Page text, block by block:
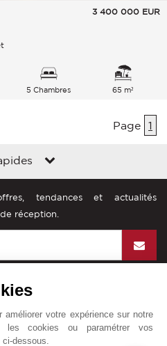
3 400 000 EUR
5 Chambres 65 m²
Page 1
tendances et actualités
réception.
John Taylor dans le monde
votre expérience sur notre
les cookies ou paramétrer vos
dessous.